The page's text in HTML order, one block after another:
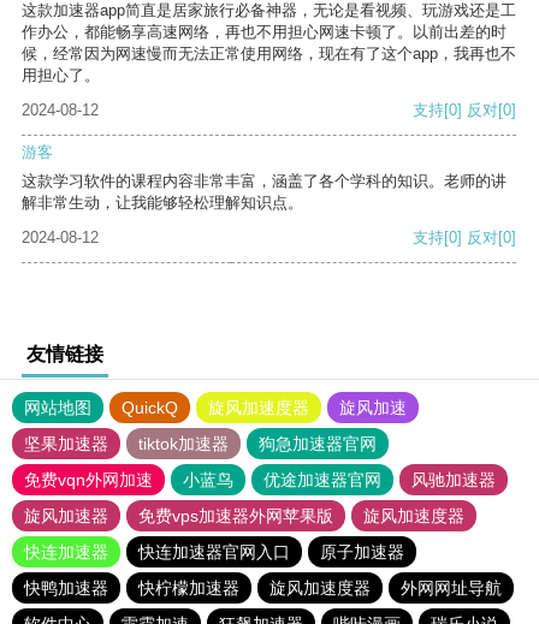
这款加速器app简直是居家旅行必备神器，无论是看视频、玩游戏还是工
作办公，都能畅享高速网络，再也不用担心网速卡顿了。以前出差的时
候，经常因为网速慢而无法正常使用网络，现在有了这个app，我再也不
用担心了。
2024-08-12
支持[0] 反对[0]
游客
这款学习软件的课程内容非常丰富，涵盖了各个学科的知识。老师的讲
解非常生动，让我能够轻松理解知识点。
2024-08-12
支持[0] 反对[0]
友情链接
网站地图 QuickQ 旋风加速度器
旋风加速
坚果加速器
tiktok加速器
狗急加速器官网
免费vqn外网加速
小蓝鸟 优途加速器官网
风驰加速器
旋风加速器
免费vps加速器外网苹果版
旋风加速度器
快连加速器
快连加速器官网入口
原子加速器
快鸭加速器
快柠檬加速器 旋风加速度器
外网网址导航